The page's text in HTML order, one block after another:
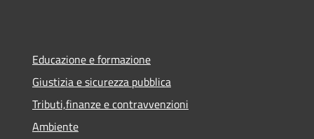
Educazione e formazione
Giustizia e sicurezza pubblica
Tributi,finanze e contravvenzioni
Ambiente